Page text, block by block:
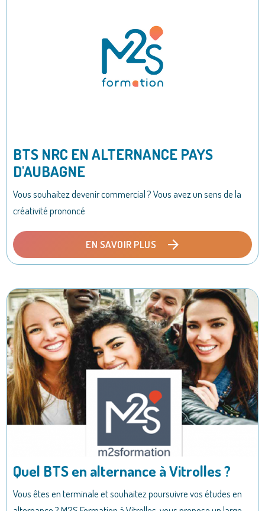
BTS NRC EN ALTERNANCE PAYS
D'AUBAGNE
Vous souhaitez devenir commercial ? Vous avez un sens de la
créativité prononcé
EN SAVOIR PLUS
Quel BTS en alternance à Vitrolles ?
Vous êtes en terminale et souhaitez poursuivre vos études en